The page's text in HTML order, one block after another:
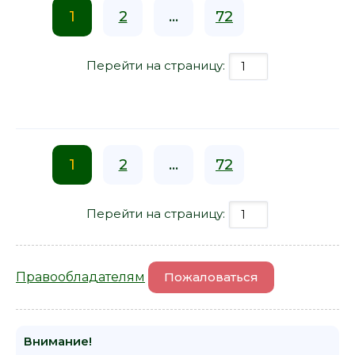
1 2 ... 72
Перейти на страницу:
1 2 ... 72
Перейти на страницу:
Правообладателям Пожаловаться
Внимание!